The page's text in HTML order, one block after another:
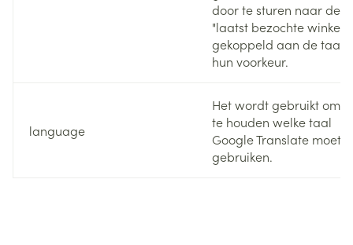
door te sturen naar de
"laatst bezochte winkel",
gekoppeld aan de taal
hun voorkeur.
language
Het wordt gebruikt om
te houden welke taal
Google Translate moet
gebruiken.